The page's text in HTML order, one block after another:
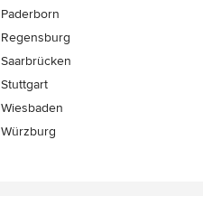
Paderborn
Regensburg
Saarbrücken
Stuttgart
Wiesbaden
Würzburg